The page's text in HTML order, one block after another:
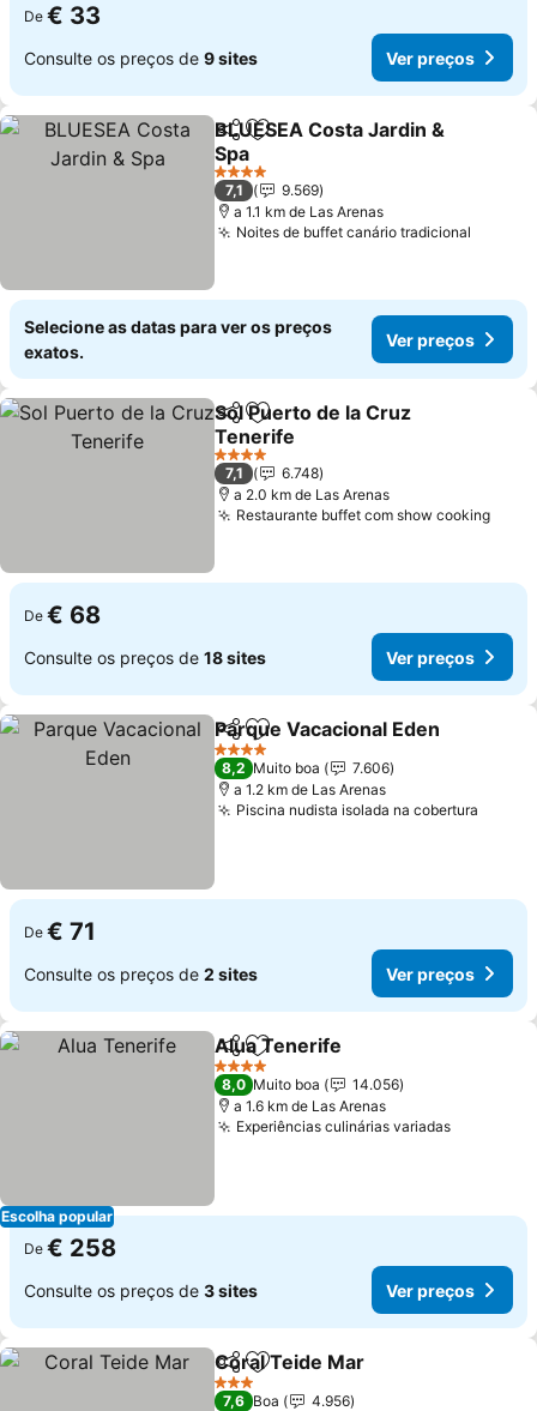
De € 33
Consulte os preços de 9 sites Ver preços
PartilharAdicionar aos favoritos
BLUESEA Costa Jardin &
Spa
4 Estrelas
7,1
9.569
a 1.1 km de Las Arenas
Noites de buffet canário tradicional
Selecione as datas para ver os preços
exatos.
Ver preços
PartilharAdicionar aos favoritos
Sol Puerto de la Cruz
Tenerife
4 Estrelas
7,1
6.748
a 2.0 km de Las Arenas
Restaurante buffet com show cooking
De € 68
Consulte os preços de 18 sites Ver preços
PartilharAdicionar aos favoritos
Parque Vacacional Eden
4 Estrelas
8,2 Muito boa
7.606
a 1.2 km de Las Arenas
Piscina nudista isolada na cobertura
De € 71
Consulte os preços de 2 sites Ver preços
Escolha popular
PartilharAdicionar aos favoritos
Alua Tenerife
4 Estrelas
8,0 Muito boa
14.056
a 1.6 km de Las Arenas
Experiências culinárias variadas
De € 258
Consulte os preços de 3 sites Ver preços
PartilharAdicionar aos favoritos
Coral Teide Mar
3 Estrelas
7,6 Boa
4.956